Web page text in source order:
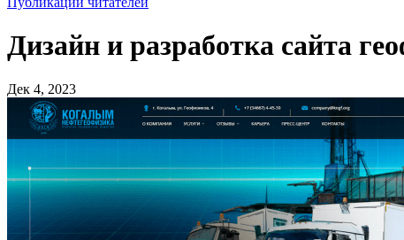
Дизайн и разработка сайта
Дек 4, 2023